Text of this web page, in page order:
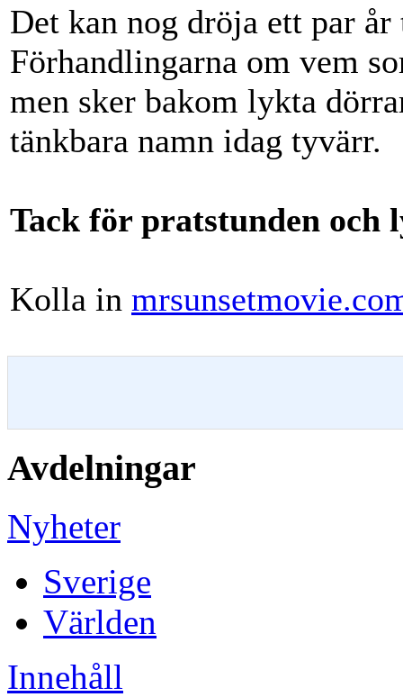
Det kan nog dröja ett par
Förhandlingarna om vem
men sker bakom lykta
tänkbara namn idag tyvärr.
Tack för pratstunden
Kolla in
Avdelningar
Nyheter
Sverige
Världen
Innehåll